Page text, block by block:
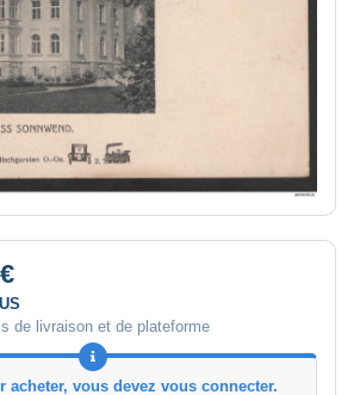
de livraison et de plateforme
acheter, vous devez vous connecter.